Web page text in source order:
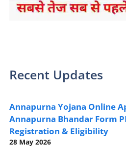
Recent Updates
Annapurna Yojana Online
Annapurna Bhandar Form
Registration & Eligibility
28 May 2026